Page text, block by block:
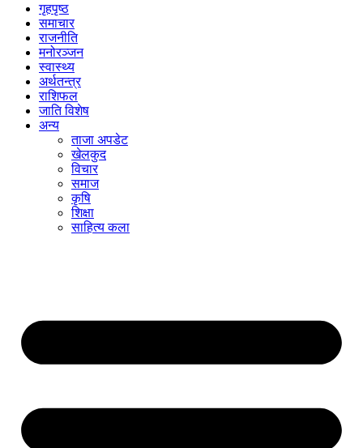
गृहपृष्ठ
समाचार
राजनीति
मनोरञ्जन
स्वास्थ्य
अर्थतन्त्र
राशिफल
जाति विशेष
अन्य
ताजा अपडेट
खेलकुद
विचार
समाज
कृषि
शिक्षा
साहित्य कला